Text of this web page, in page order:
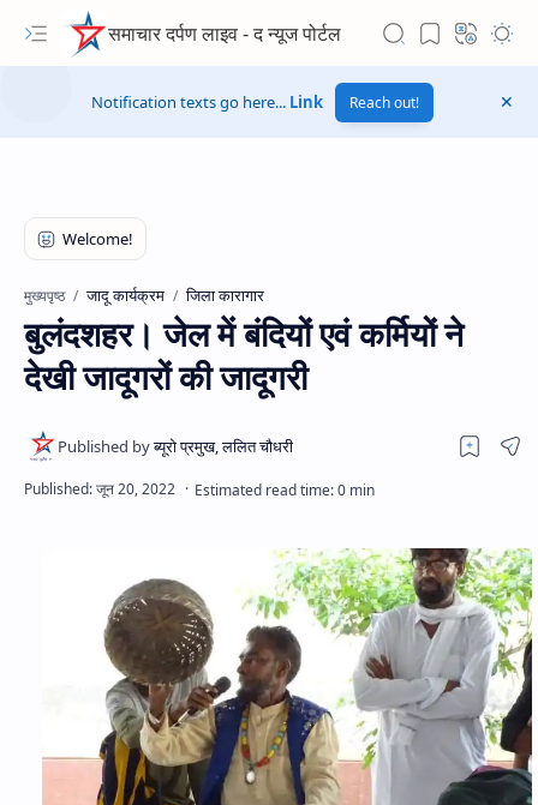
समाचार दर्पण लाइव - द न्यूज पोर्टल
Hidden Menu
Notification texts go here... Link Reach out!
मुख्यपृष्ठ जादू कार्यक्रम जिला कारागार
बुलंदशहर। जेल में बंदियों एवं कर्मियों ने
देखी जादूगरों की जादूगरी